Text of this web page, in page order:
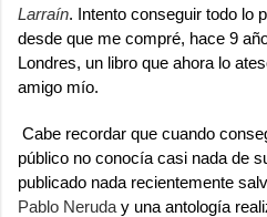
Larraín. Intento conseguir todo lo
desde que me compré, hace 9
Londres, un libro que ahora lo
amigo mío.
Cabe recordar que cuando
público no conocía casi nada de
publicado nada recientemente
Pablo Neruda y una antología